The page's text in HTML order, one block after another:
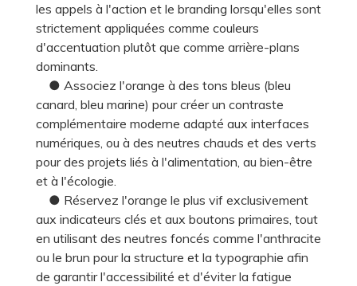
les appels à l'action et le branding lorsqu'elles sont
strictement appliquées comme couleurs
d'accentuation plutôt que comme arrière-plans
dominants.
● Associez l'orange à des tons bleus (bleu
canard, bleu marine) pour créer un contraste
complémentaire moderne adapté aux interfaces
numériques, ou à des neutres chauds et des verts
pour des projets liés à l'alimentation, au bien-être
et à l'écologie.
● Réservez l'orange le plus vif exclusivement
aux indicateurs clés et aux boutons primaires, tout
en utilisant des neutres foncés comme l'anthracite
ou le brun pour la structure et la typographie afin
de garantir l'accessibilité et d'éviter la fatigue